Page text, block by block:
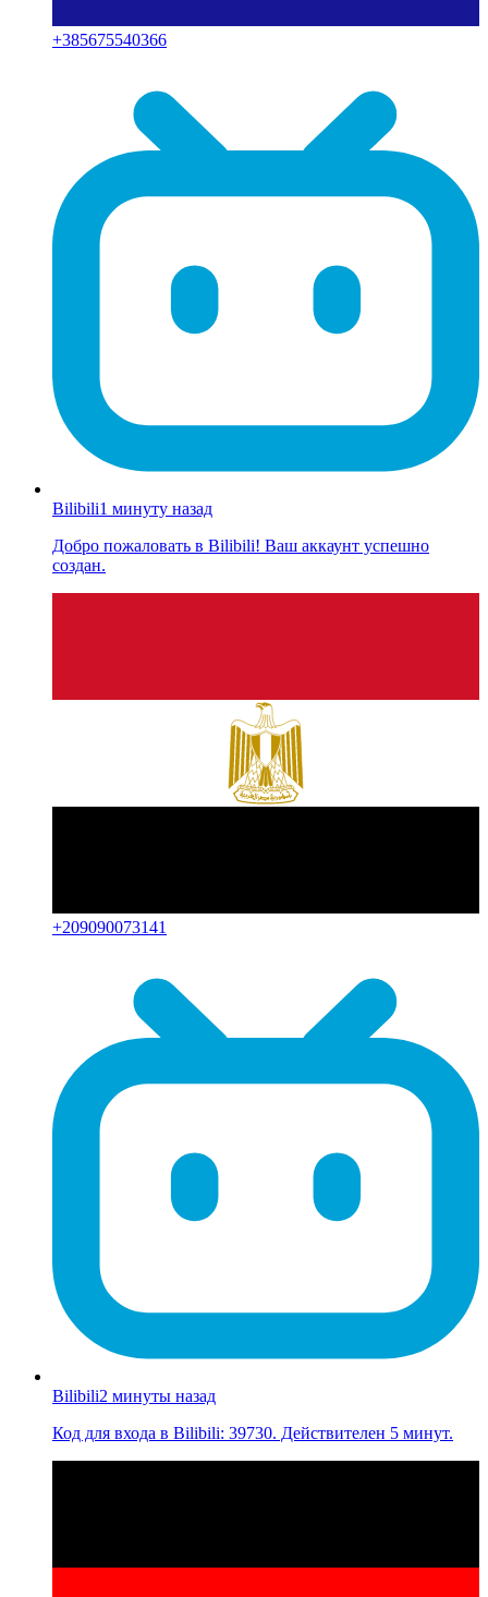
+385675540366
Bilibili1 минуту назад
Добро пожаловать в Bilibili! Ваш аккаунт успешно
создан.
+209090073141
Bilibili2 минуты назад
Код для входа в Bilibili: 39730. Действителен 5 минут.